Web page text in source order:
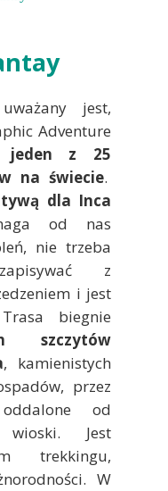
jest,
Adventure
jeden z 25
na świecie.
dla Inca
od nas
nie trzeba
z
i jest
biegnie
szczytów
, kamienistych
przez
od
Jest
trekkingu,
W